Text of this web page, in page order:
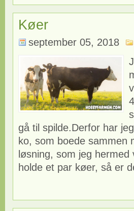
Køer
september 05, 2018
gå til spilde.Derfor har
ko, som boede
løsning, som jeg
holde et par køer, så er